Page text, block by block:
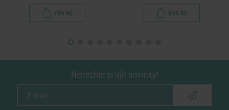
799 Kč 849 Kč
Nenechte si ujít novinky!